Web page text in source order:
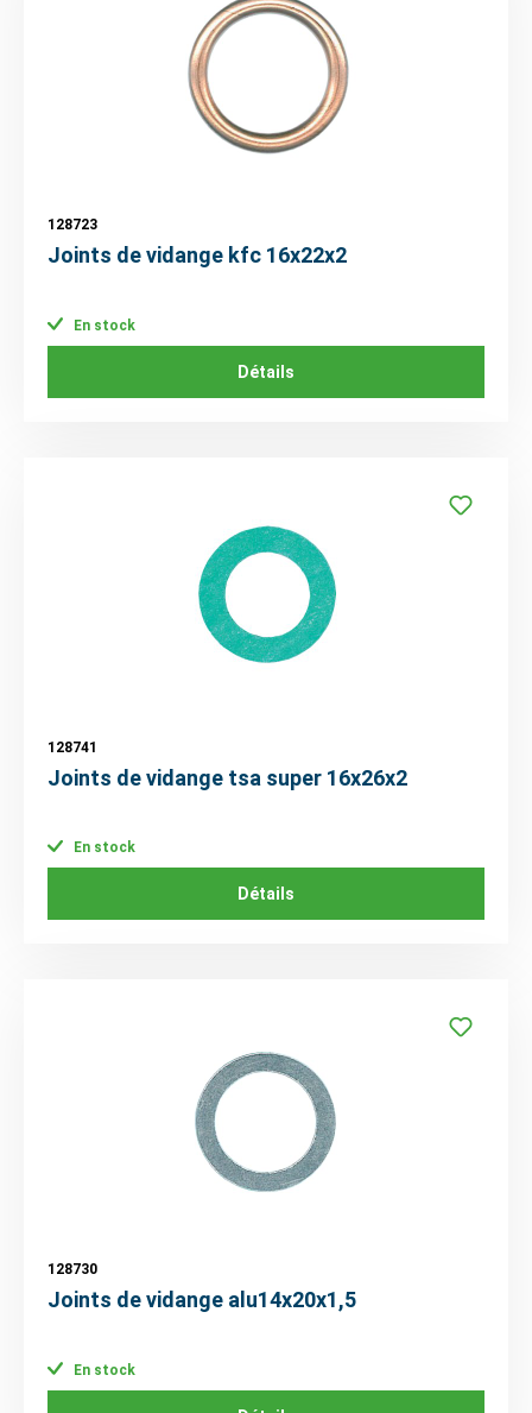
128723
Joints de vidange kfc 16x22x2
En stock
Détails
128741
Joints de vidange tsa super 16x26x2
En stock
Détails
128730
Joints de vidange alu14x20x1,5
En stock